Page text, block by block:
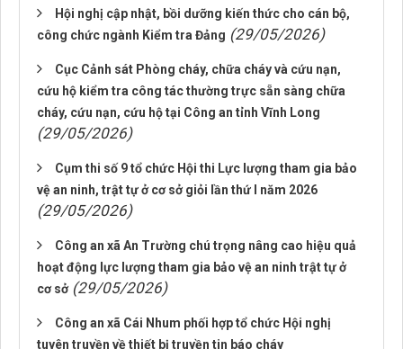
Hội nghị cập nhật, bồi dưỡng kiến thức cho cán bộ,
công chức ngành Kiểm tra Đảng (29/05/2026)
Cục Cảnh sát Phòng cháy, chữa cháy và cứu nạn,
cứu hộ kiểm tra công tác thường trực sẵn sàng chữa
cháy, cứu nạn, cứu hộ tại Công an tỉnh Vĩnh Long
(29/05/2026)
Cụm thi số 9 tổ chức Hội thi Lực lượng tham gia bảo
vệ an ninh, trật tự ở cơ sở giỏi lần thứ I năm 2026
(29/05/2026)
Công an xã An Trường chú trọng nâng cao hiệu quả
hoạt động lực lượng tham gia bảo vệ an ninh trật tự ở
cơ sở (29/05/2026)
Công an xã Cái Nhum phối hợp tổ chức Hội nghị
tuyên truyền về thiết bị truyền tin báo cháy